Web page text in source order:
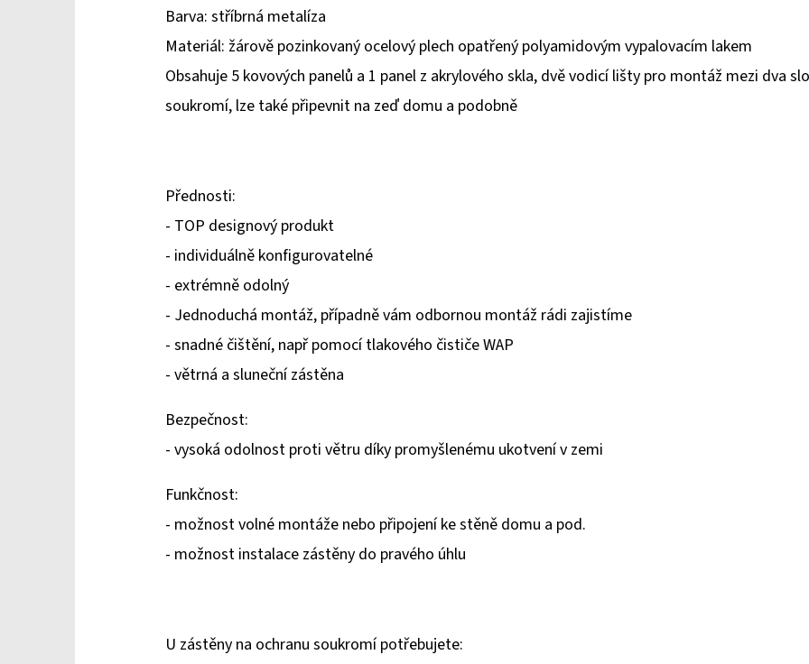
Barva: stříbrná metalíza
Materiál: žárově pozinkovaný ocelový plech opatřený polyamidovým vypalovacím lakem
Obsahuje 5 kovových panelů a 1 panel z akrylového skla, dvě vodicí lišty pro montáž mezi dva
soukromí, lze také připevnit na zeď domu a podobně
Přednosti:
- TOP designový produkt
- individuálně konfigurovatelné
- extrémně odolný
- Jednoduchá montáž, případně vám odbornou montáž rádi zajistíme
- snadné čištění, např pomocí tlakového čističe WAP
- větrná a sluneční zástěna
Bezpečnost:
- vysoká odolnost proti větru díky promyšlenému ukotvení v zemi
Funkčnost:
- možnost volné montáže nebo připojení ke stěně domu a pod.
- možnost instalace zástěny do pravého úhlu
U zástěny na ochranu soukromí potřebujete: